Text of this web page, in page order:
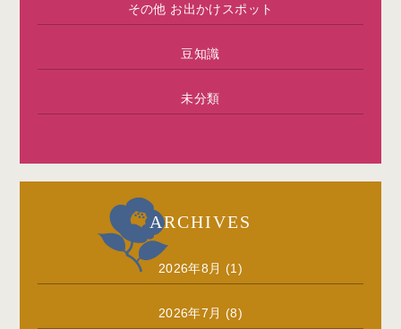
その他 お出かけスポット
豆知識
未分類
ARCHIVES
2026年8月 (1)
2026年7月 (8)